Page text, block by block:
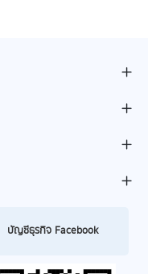
บัญชีธุรกิจ Facebook